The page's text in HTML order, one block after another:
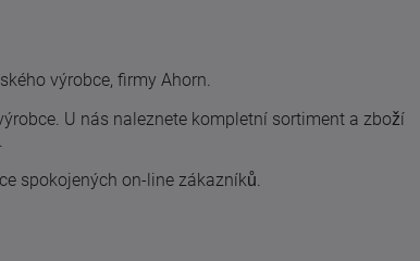
výrobce, firmy Ahorn.
U nás naleznete kompletní sortiment a zboží
spokojených on-line zákazníků.